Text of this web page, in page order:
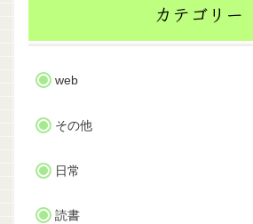
カテゴリー
web
その他
日常
読書